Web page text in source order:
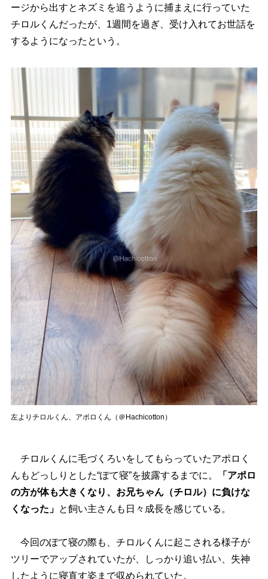
ージから出すとネズミを追うように捕まえに行っていた
チロルくんだったが、1週間を過ぎ、受け入れてお世話を
するようになったという。
左よりチロルくん、アポロくん（＠Hachicotton）
チロルくんに毛づくろいをしてもらっていたアポロく
んもどっしりとした“ぽて寝”を披露するまでに。
「アポロ
の方が体も大きくなり、お兄ちゃん（チロル）に負けな
くなった」 と飼い主さんも日々成長を感じている。
今回のぽて寝の際も、チロルくんに起こされる様子が
ツリーでアップされていたが、しっかり追い払い、失神
したように寝直す姿まで収められていた。